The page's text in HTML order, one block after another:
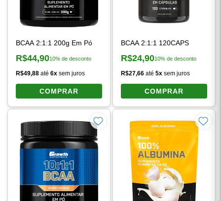
BCAA 2:1:1 200g Em Pó
Preço à vista:
R$44,9010% de desconto
R$49,88 até6x sem juros
COMPRAR
BCAA 2:1:1 120CAPS
Preço à vista:
R$24,9010% de desconto
R$27,66 até 5x sem juros
COMPRAR